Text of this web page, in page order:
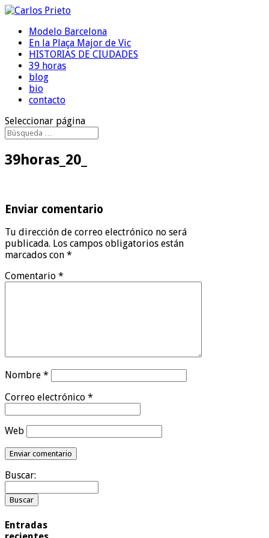
Modelo Barcelona
En la Plaça Major de Vic
HISTORIAS DE CIUDADES
39 horas
blog
bio
contacto
Seleccionar página
39horas_20_
Enviar comentario
Tu dirección de correo electrónico no será
publicada. Los campos obligatorios están
marcados con *
Comentario *
Nombre *
Correo electrónico *
Web
Buscar:
Entradas